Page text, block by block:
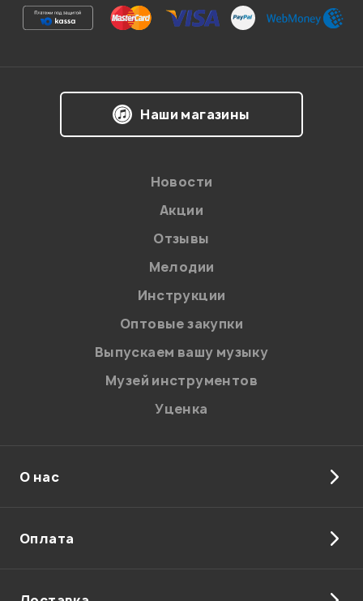
Ваша оценка:
на обработку персональных данных в
Политикой в отношении обработки
персональных данных.
Введите проверочное число:
Отправить
Наши магазины
Новости
Акции
Отзывы
Мелодии
Инструкции
Оптовые закупки
Выпускаем вашу музыку
Музей инструментов
Уценка
О нас
Оплата